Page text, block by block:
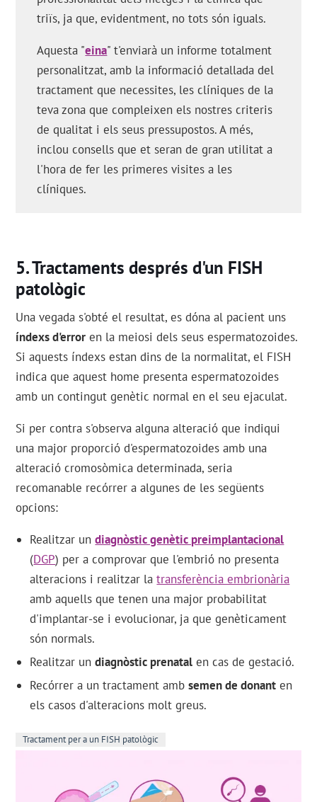
triïs, ja que, evidentment, no tots són iguals.
Aquesta "eina" t'enviarà un informe totalment
personalitzat, amb la informació detallada del
tractament que necessites, les clíniques de la
teva zona que compleixen els nostres criteris
de qualitat i els seus pressupostos. A més,
inclou consells que et seran de gran utilitat a
l'hora de fer les primeres visites a les
clíniques.
Tractaments després d'un FISH
patològic
Una vegada s'obté el resultat, es dóna al pacient uns
índexs d'error en la meiosi dels seus espermatozoides.
Si aquests índexs estan dins de la normalitat, el FISH
indica que aquest home presenta espermatozoides
amb un contingut genètic normal en el seu ejaculat.
Si per contra s'observa alguna alteració que indiqui
una major proporció d'espermatozoides amb una
alteració cromosòmica determinada, seria
recomanable recórrer a algunes de les següents
opcions:
Realitzar undiagnòstic genètic preimplantacional
(DGP) per a comprovar que l'embrió no presenta
alteracions i realitzar latransferència embrionària
amb aquells que tenen una major probabilitat
d'implantar-se i evolucionar, ja que genèticament
són normals.
Realitzar undiagnòstic prenatal en cas de gestació.
Recórrer a un tractament ambsemen de donant en
els casos d'alteracions molt greus.
Tractament per a un FISH patològic